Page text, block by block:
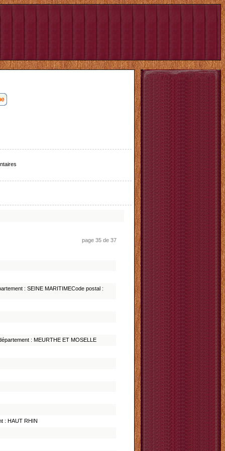
page 35 de 37
: SEINE MARITIMECode postal :
: MEURTHE ET MOSELLE
: HAUT RHIN